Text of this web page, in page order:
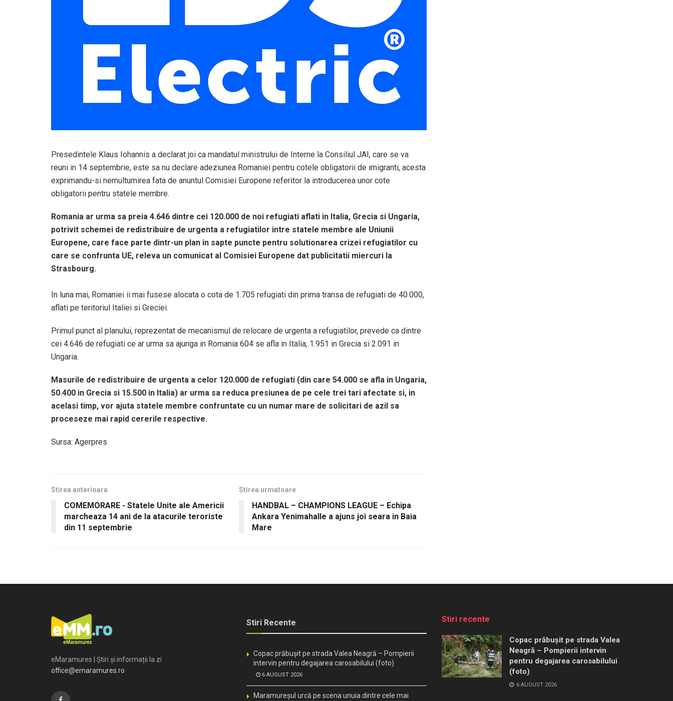
Presedintele Klaus Iohannis a declarat joi ca mandatul ministrului de Interne la Consiliul JAI, care se va
reuni in 14 septembrie, este sa nu declare adeziunea Romaniei pentru cotele obligatorii de imigranti, acesta
exprimandu-si nemultumirea fata de anuntul Comisiei Europene referitor la introducerea unor cote
obligatorii pentru statele membre.
Romania ar urma sa preia 4.646 dintre cei 120.000 de noi refugiati aflati in Italia, Grecia si Ungaria,
potrivit schemei de redistribuire de urgenta a refugiatilor intre statele membre ale Uniunii
Europene, care face parte dintr-un plan in sapte puncte pentru solutionarea crizei refugiatilor cu
care se confrunta UE, releva un comunicat al Comisiei Europene dat publicitatii miercuri la
Strasbourg.
In luna mai, Romaniei ii mai fusese alocata o cota de 1.705 refugiati din prima transa de refugiati de 40.000,
aflati pe teritoriul Italiei si Greciei.
Primul punct al planului, reprezentat de mecanismul de relocare de urgenta a refugiatilor, prevede ca dintre
cei 4.646 de refugiati ce ar urma sa ajunga in Romania 604 se afla in Italia, 1.951 in Grecia si 2.091 in
Ungaria.
Masurile de redistribuire de urgenta a celor 120.000 de refugiati (din care 54.000 se afla in Ungaria,
50.400 in Grecia si 15.500 in Italia) ar urma sa reduca presiunea de pe cele trei tari afectate si, in
acelasi timp, vor ajuta statele membre confruntate cu un numar mare de solicitari de azil sa
proceseze mai rapid cererile respective.
Sursa: Agerpres
Stirea anterioara
COMEMORARE - Statele Unite ale Americii
marcheaza 14 ani de la atacurile teroriste
din 11 septembrie
Stirea urmatoare
HANDBAL – CHAMPIONS LEAGUE – Echipa
Ankara Yenimahalle a ajuns joi seara in Baia
Mare
eMaramures | Știri și informații la zi
office@emaramures.ro
Stiri Recente
Copac prăbușit pe strada Valea Neagră – Pompierii
intervin pentru degajarea carosabilului (foto)
6 AUGUST 2026
Maramureșul urcă pe scena unuia dintre cele mai
Stiri recente
Copac prăbușit pe strada Valea
Neagră – Pompierii intervin
pentru degajarea carosabilului
(foto)
6 AUGUST 2026